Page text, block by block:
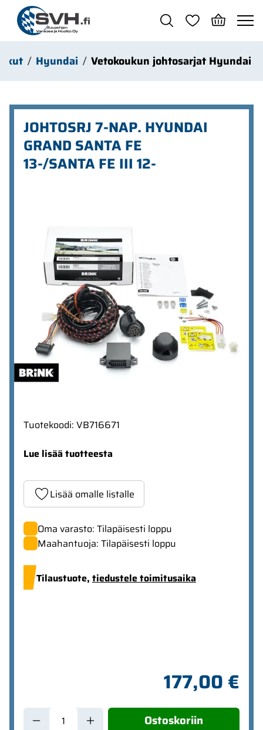
Siirry pääsisältöön
Hyundai Vetokoukun johtosarjat Hyundai
JOHTOSRJ 7-NAP. HYUNDAI
GRAND SANTA FE
13-/SANTA FE III 12-
Tuotekoodi: VB716671
Lue lisää tuotteesta
Lisää omalle listalle
Oma varasto: Tilapäisesti loppu
Maahantuoja: Tilapäisesti loppu
Tilaustuote, tiedustele toimitusaika
177,00 €
Ostoskoriin